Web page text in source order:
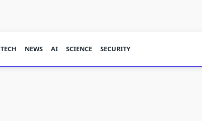
TECH NEWS AI SCIENCE SECURITY